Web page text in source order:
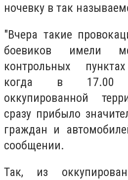
ночевку в так
"Вчера такие
боевиков имели
контрольных
когда в 17.00
оккупированной
сразу прибыло
граждан и
сообщении.
Так, из